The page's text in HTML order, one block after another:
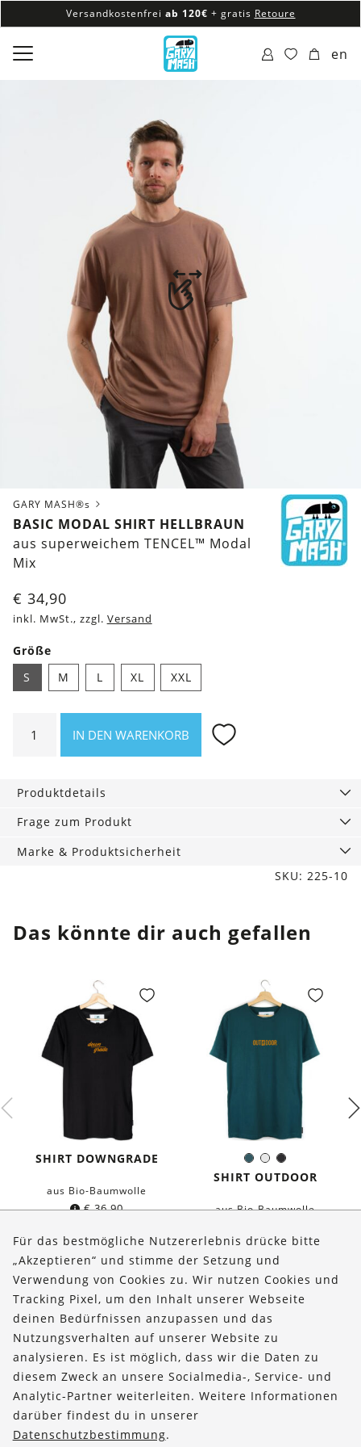
Versandkostenfrei ab 120€ + gratis Retoure
100% veganes & fair produziertes Sortiment
Versandkostenfrei ab 120€
en
GARY MASH®s
BASIC MODAL SHIRT HELLBRAUN
aus superweichem TENCEL™ Modal
Mix
€ 34,90
inkl. MwSt., zzgl. Versand
Größe
S
M L XL XXL
Modal
Menge
IN DEN WARENKORB
Produktdetails
Frage zum Produkt
Marke & Produktsicherheit
SKU: 225-10
Das könnte dir auch gefallen
SHIRT DOWNGRADE
aus Bio-Baumwolle
€36,90
Dunkles
Petrol
WeißSchwarz
Farbe:
SHIRT OUTDOOR
aus Bio-Baumwolle
Über uns
Bestellungen
Kontakt & Hilfe
FOLLOW US
Für das bestmögliche Nutzererlebnis drücke bitte
„Akzeptieren“ und stimme der Setzung und
Verwendung von Cookies zu. Wir nutzen Cookies und
Tracking Pixel, um den Inhalt unserer Webseite
deinen Bedürfnissen anzupassen und das
Nutzungsverhalten auf unserer Website zu
analysieren. Es ist möglich, dass wir die Daten zu
diesem Zweck an unsere Socialmedia-, Service- und
Analytic-Partner weiterleiten. Weitere Informationen
darüber findest du in unserer
Datenschutzbestimmung.